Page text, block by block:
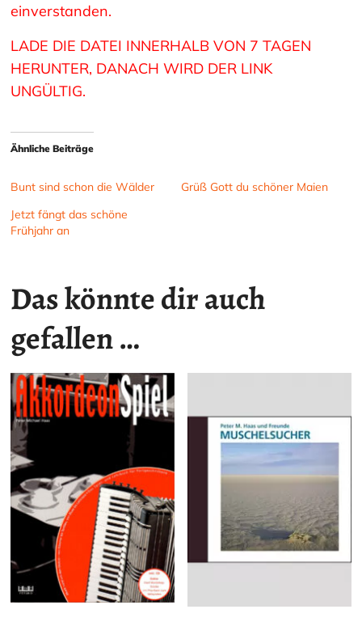
einverstanden.
LADE DIE DATEI INNERHALB VON 7 TAGEN
HERUNTER, DANACH WIRD DER LINK
UNGÜLTIG.
Ähnliche Beiträge
Bunt sind schon die Wälder
Grüß Gott du schöner Maien
Jetzt fängt das schöne
Frühjahr an
Das könnte dir auch
gefallen …